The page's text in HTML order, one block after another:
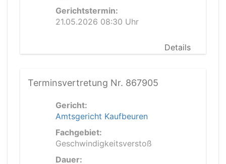
Gerichtstermin:
21.05.2026 08:30 Uhr
Details
Terminsvertretung Nr. 867905
Gericht:
Amtsgericht Kaufbeuren
Fachgebiet:
Geschwindigkeitsverstoß
Dauer: